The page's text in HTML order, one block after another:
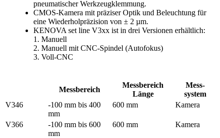
pneumatischer Werkzeugklemmung.
CMOS-Kamera mit präziser Optik und Beleuchtung für
eine Wiederholpräzision von ± 2 µm.
KENOVA set line V3xx ist in drei Versionen erhältlich:
1. Manuell
2. Manuell mit CNC-Spindel (Autofokus)
3. Voll-CNC
Messbereich
Messbereich
Länge
Mess-
system
V346
-100 mm bis 400
mm
600 mm Kamera
V366
-100 mm bis 600
mm
600 mm Kamera